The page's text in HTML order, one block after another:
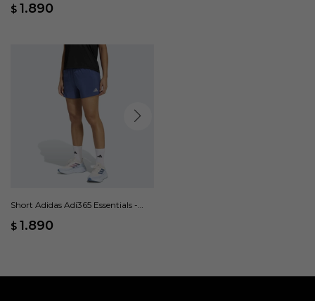
$ 1.890
Short Adidas Adi365 Essentials -
$ 1.890